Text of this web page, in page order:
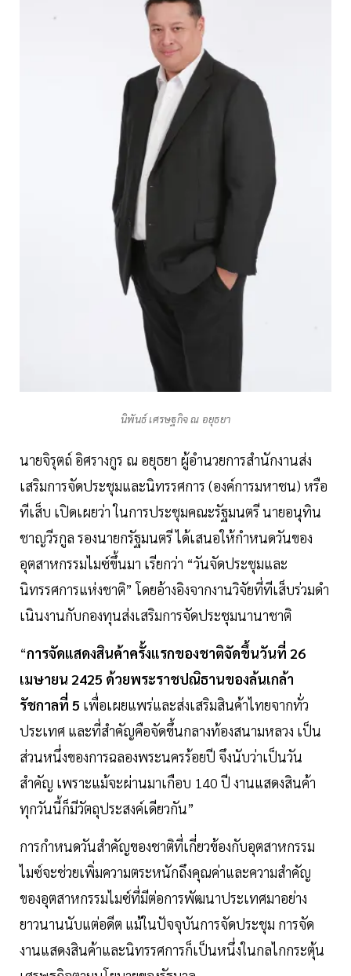
นิพันธ์ เศรษฐกิจ ณ อยุธยา
นายจิรุตถ์ อิศรางกูร ณ อยุธยา ผู้อำนวยการสำนักงานส่ง
เสริมการจัดประชุมและนิทรรศการ (องค์การมหาชน) หรือ
ทีเส็บ เปิดเผยว่า ในการประชุมคณะรัฐมนตรี นายอนุทิน
ชาญวีรกูล รองนายกรัฐมนตรี ได้เสนอให้กำหนดวันของ
อุตสาหกรรมไมซ์ขึ้นมา เรียกว่า “วันจัดประชุมและ
นิทรรศการแห่งชาติ” โดยอ้างอิงจากงานวิจัยที่ทีเส็บร่วมดำ
เนินงานกับกองทุนส่งเสริมการจัดประชุมนานาชาติ
“การจัดแสดงสินค้าครั้งแรกของชาติจัดขึ้นวันที่ 26
เมษายน 2425 ด้วยพระราชปณิธานของล้นเกล้า
รัชกาลที่ 5 เพื่อเผยแพร่และส่งเสริมสินค้าไทยจากทั่ว
ประเทศ และที่สำคัญคือจัดขึ้นกลางท้องสนามหลวง เป็น
ส่วนหนึ่งของการฉลองพระนครร้อยปี จึงนับว่าเป็นวัน
สำคัญ เพราะแม้จะผ่านมาเกือบ 140 ปี งานแสดงสินค้า
ทุกวันนี้ก็มีวัตถุประสงค์เดียวกัน”
การกำหนดวันสำคัญของชาติที่เกี่ยวข้องกับอุตสาหกรรม
ไมซ์จะช่วยเพิ่มความตระหนักถึงคุณค่าและความสำคัญ
ของอุตสาหกรรมไมซ์ที่มีต่อการพัฒนาประเทศมาอย่าง
ยาวนานนับแต่อดีต แม้ในปัจจุบันการจัดประชุม การจัด
งานแสดงสินค้าและนิทรรศการก็เป็นหนึ่งในกลไกกระตุ้น